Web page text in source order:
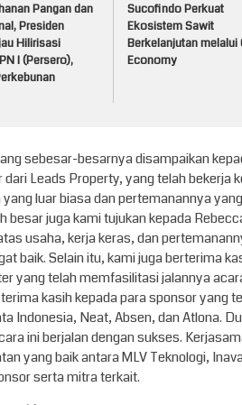
Pangan dan
Presiden
Hilirisasi
I (Persero),
Sucofindo Perkuat
Ekosistem Sawit
Berkelanjutan melalui
Economy
sebesar-besarnya disampaikan
Leads Property, yang telah bekerja
luar biasa dan pertemanannya
besar juga kami tujukan kepada
usaha, kerja keras, dan
baik. Selain itu, kami juga berterima
yang telah memfasilitasi jalannya
kasih kepada para sponsor yang
Indonesia, Neat, Absen, dan Atlona.
ini berjalan dengan sukses.
yang baik antara MLV Teknologi,
serta mitra terkait.